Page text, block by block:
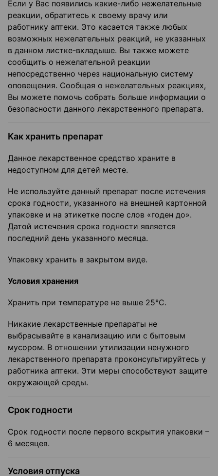
Если у Вас появились какие-либо нежелательные
реакции, обратитесь к своему врачу или
работнику аптеки. Это касается также любых
возможных нежелательных реакций, не указанных
в данном листке-вкладыше. Вы также можете
сообщить о нежелательной реакции
непосредственно через национальную систему
оповещения. Сообщая о нежелательных реакциях,
Вы можете помочь собрать больше информации о
безопасности данного лекарственного препарата.
Как хранить препарат
Данное лекарственное средство храните в
недоступном для детей месте.
Не используйте данный препарат после истечения
срока годности, указанного на внешней картонной
упаковке и на этикетке после слов «годен до».
Датой истечения срока годности является
последний день указанного месяца.
Упаковку хранить в закрытом виде.
Условия хранения
Хранить при температуре не выше 25°С.
Никакие лекарственные препараты не
выбрасывайте в канализацию или с бытовым
мусором. В отношении утилизации ненужного
лекарственного препарата проконсультируйтесь у
работника аптеки. Эти меры способствуют защите
окружающей среды.
Срок годности
Срок годности после первого вскрытия упаковки –
6 месяцев.
Условия отпуска